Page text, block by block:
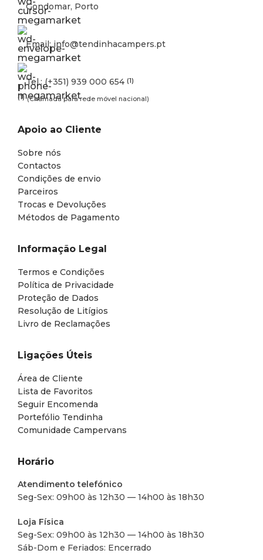
Gondomar, Porto
Email: info@tendinhacampers.pt
Tel.: (+351) 939 000 654 (1)
(1) (Chamada para rede móvel nacional)
Apoio ao Cliente
Sobre nós
Contactos
Condições de envio
Parceiros
Trocas e Devoluções
Métodos de Pagamento
Informação Legal
Termos e Condições
Política de Privacidade
Proteção de Dados
Resolução de Litígios
Livro de Reclamações
Ligações Úteis
Área de Cliente
Lista de Favoritos
Seguir Encomenda
Portefólio Tendinha
Comunidade Campervans
Horário
Atendimento telefónico
Seg-Sex: 09h00 às 12h30 — 14h00 às 18h30
Loja Física
Seg-Sex: 09h00 às 12h30 — 14h00 às 18h30
Sáb-Dom e Feriados: Encerrado